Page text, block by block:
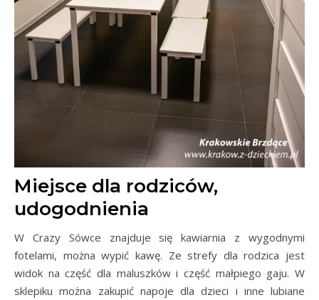
Miejsce dla rodziców,
udogodnienia
W Crazy Sówce znajduje się kawiarnia z wygodnymi
fotelami, można wypić kawę. Ze strefy dla rodzica jest
widok na część dla maluszków i część małpiego gaju. W
sklepiku można zakupić napoje dla dzieci i inne lubiane